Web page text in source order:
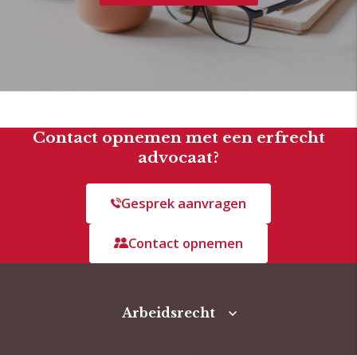
Contact opnemen met een erfrecht
advocaat?
Gesprek aanvragen
Contact opnemen
Arbeidsrecht